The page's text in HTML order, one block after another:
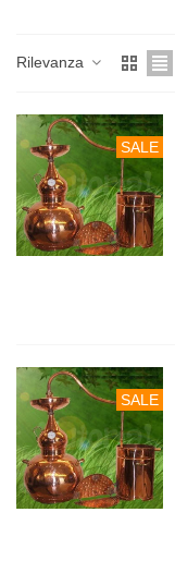
Rilevanza
SALE
SALE